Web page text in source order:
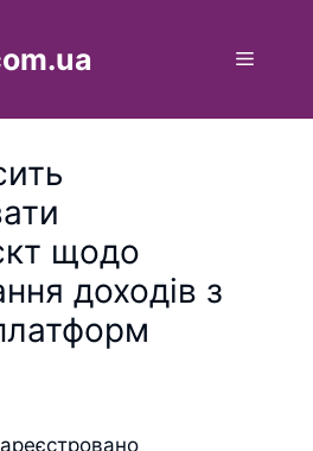
Меню
щодо
доходів з